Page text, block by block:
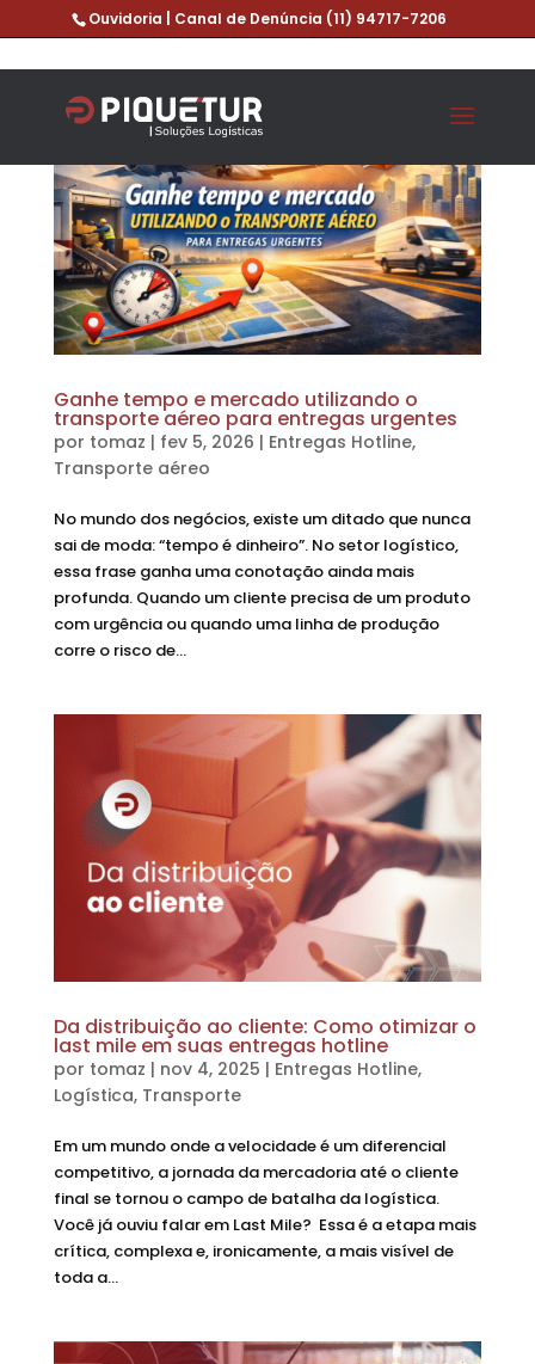
Ouvidoria | Canal de Denúncia (11) 94717-7206
Ganhe tempo e mercado utilizando o
transporte aéreo para entregas urgentes
por tomaz | fev 5, 2026 | Entregas Hotline,
Transporte aéreo
No mundo dos negócios, existe um ditado que nunca
sai de moda: “tempo é dinheiro”. No setor logístico,
essa frase ganha uma conotação ainda mais
profunda. Quando um cliente precisa de um produto
com urgência ou quando uma linha de produção
corre o risco de...
Da distribuição ao cliente: Como otimizar o
last mile em suas entregas hotline
por tomaz | nov 4, 2025 | Entregas Hotline,
Logística, Transporte
Em um mundo onde a velocidade é um diferencial
competitivo, a jornada da mercadoria até o cliente
final se tornou o campo de batalha da logística.
Você já ouviu falar em Last Mile? Essa é a etapa mais
crítica, complexa e, ironicamente, a mais visível de
toda a...